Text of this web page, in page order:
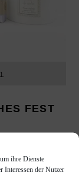
ihre Dienste
Interessen der Nutzer
FEST